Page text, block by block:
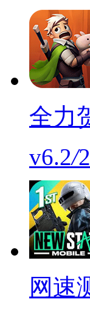
全力
v6.2/
网速